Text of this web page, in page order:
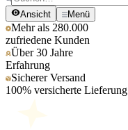
Ansicht Menü
Mehr als 280.000
zufriedene Kunden
Über 30 Jahre
Erfahrung
Sicherer Versand
100% versicherte Lieferung